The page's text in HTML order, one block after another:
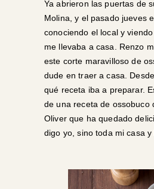
Ya abrieron las puertas de
Molina, y el pasado jueves
conociendo el local y
me llevaba a casa. Renzo
este corte maravilloso de
dude en traer a casa.
qué receta iba a preparar.
de una receta de ossobuco
Oliverque ha quedado
digo yo, sino toda mi casa y